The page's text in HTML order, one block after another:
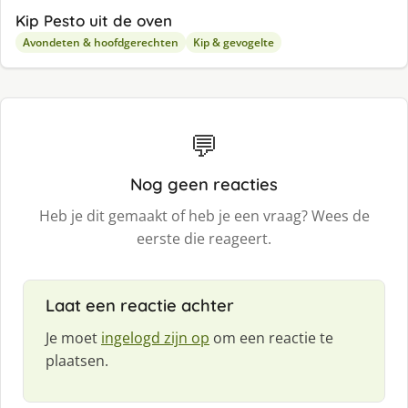
Kip Pesto uit de oven
Avondeten & hoofdgerechten Kip & gevogelte
💬
Nog geen reacties
Heb je dit gemaakt of heb je een vraag? Wees de
eerste die reageert.
Laat een reactie achter
Je moet ingelogd zijn op om een reactie te
plaatsen.